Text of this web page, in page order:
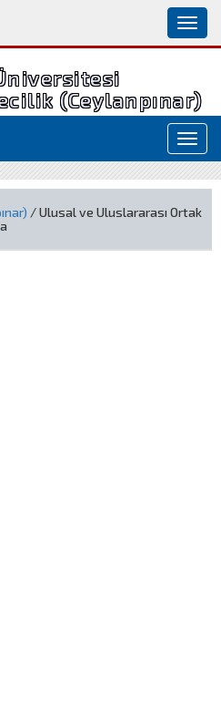
Üniversitesi
(Ceylanpınar)
/ Ulusal ve Uluslararası Ortak